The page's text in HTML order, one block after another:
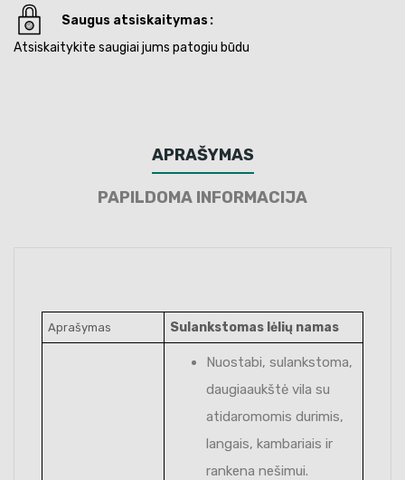
Saugus atsiskaitymas
Atsiskaitykite saugiai jums patogiu būdu
APRAŠYMAS
PAPILDOMA INFORMACIJA
Aprašymas Sulankstomas lėlių namas
Nuostabi, sulankstoma,
daugiaaukštė vila su
atidaromomis durimis,
langais, kambariais ir
rankena nešimui.